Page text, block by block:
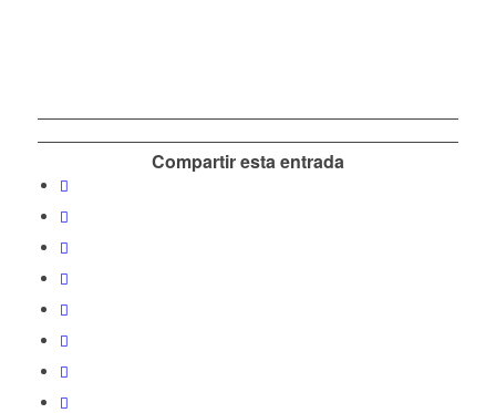
Compartir esta entrada